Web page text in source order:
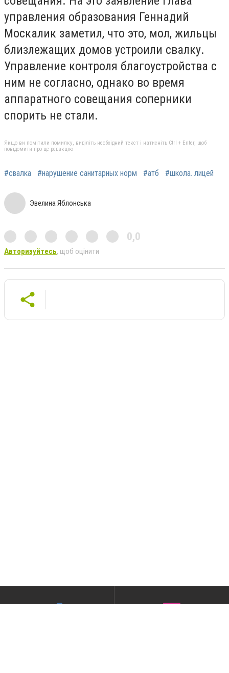
управления образования Геннадий
Москалик заметил, что это, мол, жильцы
близлежащих домов устроили свалку.
Управление контроля благоустройства с
ним не согласно, однако во время
аппаратного совещания соперники
спорить не стали.
Якщо ви помітили помилку, виділіть необхідний текст і натисніть Ctrl + Enter, щоб
повідомити про це редакцію
#свалка #нарушение санитарных норм #атб #школа. лицей
Эвелина Яблонська
0,0
Авторизуйтесь, щоб оцінити